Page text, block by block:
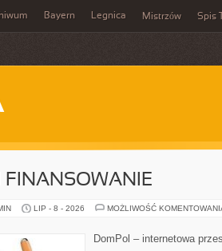
Bayern Legnica Mistrzów Spis
FINANSOWANIE
LIP - 8 - 2026 MOŻLIWOŚĆ
DomPol – internetowa